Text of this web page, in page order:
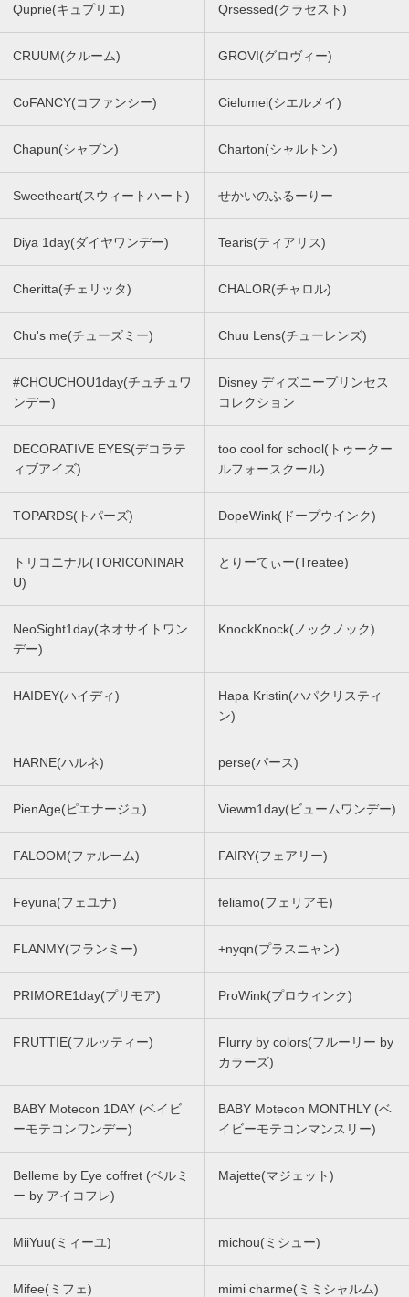
Quprie(キュプリエ) Qrsessed(クラセスト)
CRUUM(クルーム) GROVI(グロヴィー)
CoFANCY(コファンシー) Cielumei(シエルメイ)
Chapun(シャプン) Charton(シャルトン)
Sweetheart(スウィートハート) せかいのふるーりー
Diya 1day(ダイヤワンデー) Tearis(ティアリス)
Cheritta(チェリッタ) CHALOR(チャロル)
Chu's me(チューズミー) Chuu Lens(チューレンズ)
#CHOUCHOU1day(チュチュワ
ンデー)
Disney ディズニープリンセス
コレクション
DECORATIVE EYES(デコラテ
ィブアイズ)
too cool for school(トゥークー
ルフォースクール)
TOPARDS(トパーズ) DopeWink(ドープウインク)
トリコニナル(TORICONINAR
U)
とりーてぃー(Treatee)
NeoSight1day(ネオサイトワン
デー)
KnockKnock(ノックノック)
HAIDEY(ハイディ)
Hapa Kristin(ハパクリスティ
ン)
HARNE(ハルネ) perse(パース)
PienAge(ピエナージュ) Viewm1day(ビュームワンデー)
FALOOM(ファルーム) FAIRY(フェアリー)
Feyuna(フェユナ) feliamo(フェリアモ)
FLANMY(フランミー) +nyqn(プラスニャン)
PRIMORE1day(プリモア) ProWink(プロウィンク)
FRUTTIE(フルッティー)
Flurry by colors(フルーリー by
カラーズ)
BABY Motecon 1DAY (ベイビ
ーモテコンワンデー)
BABY Motecon MONTHLY (ベ
イビーモテコンマンスリー)
Belleme by Eye coffret (ベルミ
ー by アイコフレ)
Majette(マジェット)
MiiYuu(ミィーユ) michou(ミシュー)
Mifee(ミフェ) mimi charme(ミミシャルム)